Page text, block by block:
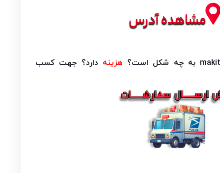
هزینه دارد؟ جهت کسب